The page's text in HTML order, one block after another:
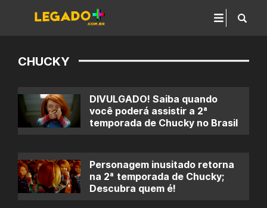
CHUCKY
DIVULGADO! Saiba quando
você poderá assistir a 2ª
temporada de Chucky no Brasil
Personagem inusitado retorna
na 2ª temporada de Chucky;
Descubra quem é!